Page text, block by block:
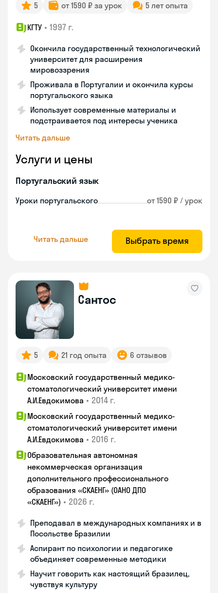
5 от 1590 ₽ за урок 5 лет опыта
КГТУ • 1997 г.
Окончила государственный технологический
университет для расширения
мировоззрения
Проживала в Португалии и окончила курсы
португальского языка
Использует современные материалы и
подстраивается под интересы ученика
Читать дальше
Услуги и цены
Португальский язык
Уроки португальского от 1590 ₽ / урок
Читать дальше Выбрать время
Сантос
5 21 год опыта 6 отзывов
Московский государственный медико-
стоматологический университет имени
А.И.Евдокимова • 2014 г.
Московский государственный медико-
стоматологический университет имени
А.И.Евдокимова • 2016 г.
Образовательная автономная
некоммерческая организация
дополнительного профессионального
образования «СКАЕНГ» (ОАНО ДПО
«СКАЕНГ») • 2026 г.
Преподавал в международных компаниях и в
Посольстве Бразилии
Аспирант по психологии и педагогике
объединяет современные методики
Научит говорить как настоящий бразилец,
чувствуя культуру